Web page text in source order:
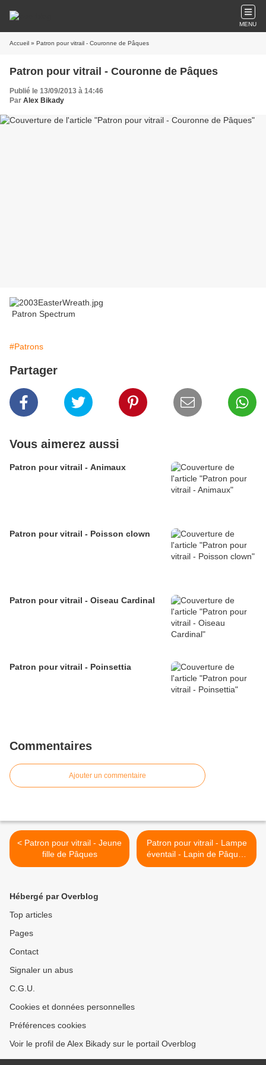
MENU
Accueil » Patron pour vitrail - Couronne de Pâques
Patron pour vitrail - Couronne de Pâques
Publié le 13/09/2013 à 14:46
Par Alex Bikady
Patron Spectrum
#Patrons
Partager
Vous aimerez aussi
Patron pour vitrail - Animaux
Patron pour vitrail - Poisson clown
Patron pour vitrail - Oiseau Cardinal
Patron pour vitrail - Poinsettia
Commentaires
Ajouter un commentaire
< Patron pour vitrail - Jeune
fille de Pâques
Patron pour vitrail - Lampe
éventail - Lapin de Pâques
>
Hébergé par Overblog
Top articles
Pages
Contact
Signaler un abus
C.G.U.
Cookies et données personnelles
Préférences cookies
Voir le profil de Alex Bikady sur le portail Overblog